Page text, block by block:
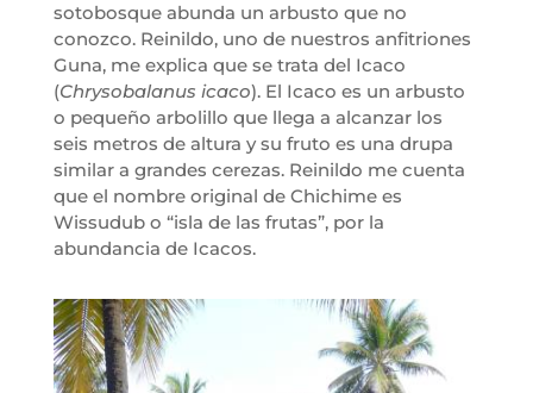
sotobosque abunda un arbusto que no
conozco. Reinildo, uno de nuestros anfitriones
Guna, me explica que se trata del Icaco
(Chrysobalanus icaco). El Icaco es un arbusto
o pequeño arbolillo que llega a alcanzar los
seis metros de altura y su fruto es una drupa
similar a grandes cerezas. Reinildo me cuenta
que el nombre original de Chichime es
Wissudub o “isla de las frutas”, por la
abundancia de Icacos.